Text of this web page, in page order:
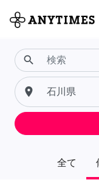
全て
search
place